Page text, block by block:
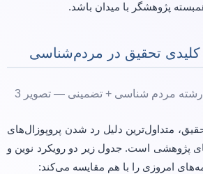
پژوهشگر با میدان باشد.
تحقیق در مردم‌شناسی
متداول‌ترین دلیل رد شدن پروپوزال‌های
پژوهشی است. جدول زیر دو رویکرد نوین و
امروزی را با هم مقایسه می‌کند: